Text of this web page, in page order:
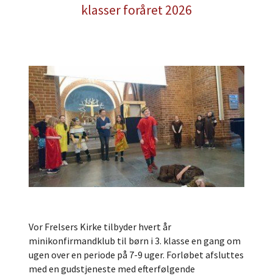
klasser foråret 2026
Vor Frelsers Kirke tilbyder hvert år
minikonfirmandklub til børn i 3. klasse en gang om
ugen over en periode på 7-9 uger. Forløbet afsluttes
med en gudstjeneste med efterfølgende